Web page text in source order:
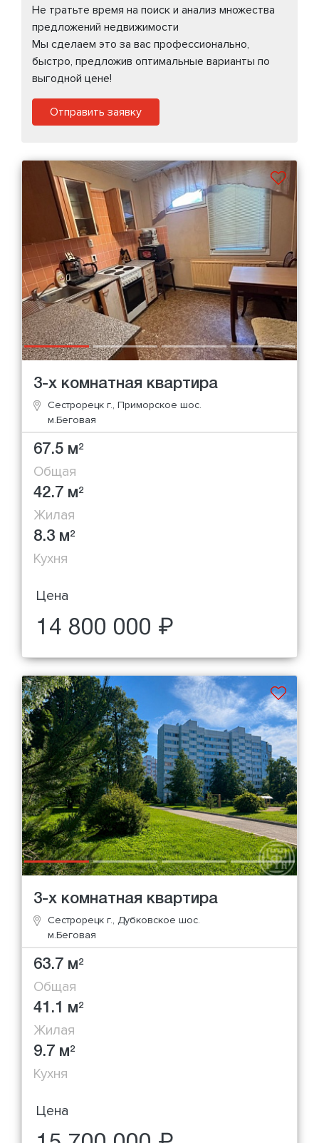
Не тратьте время на поиск и анализ множества
предложений недвижимости
Мы сделаем это за вас профессионально,
быстро, предложив оптимальные варианты по
выгодной цене!
Отправить заявку
3-х комнатная квартира
Сестрорецк г., Приморское шос.
м.Беговая
67.5 м2
Общая
42.7 м2
Жилая
8.3 м2
Кухня
Цена
14 800 000 ₽
3-х комнатная квартира
Сестрорецк г., Дубковское шос.
м.Беговая
63.7 м2
Общая
41.1 м2
Жилая
9.7 м2
Кухня
Цена